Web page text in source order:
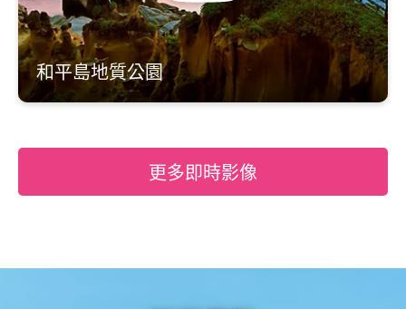
和平島地質公園
更多即時影像